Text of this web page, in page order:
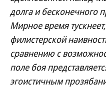
долга и бесконечного
Мирное время
филистерской
сравнению с
поле боя
эгоистичным